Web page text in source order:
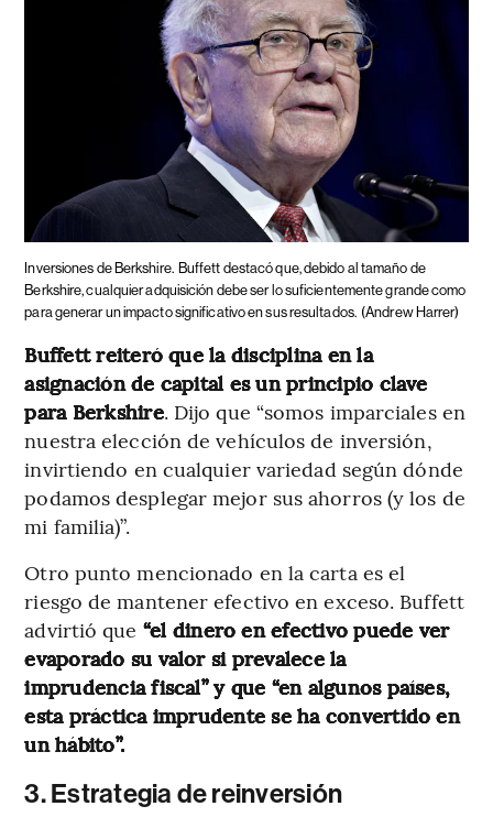
Inversiones de Berkshire. Buffett destacó que, debido al tamaño de
Berkshire, cualquier adquisición debe ser lo suficientemente grande como
para generar un impacto significativo en sus resultados. (Andrew Harrer)
Buffett reiteró que la disciplina en la
asignación de capital es un principio clave
para Berkshire. Dijo que “somos imparciales en
nuestra elección de vehículos de inversión,
invirtiendo en cualquier variedad según dónde
podamos desplegar mejor sus ahorros (y los de
mi familia)”​.
Otro punto mencionado en la carta es el
riesgo de mantener efectivo en exceso. Buffett
advirtió que “el dinero en efectivo puede ver
evaporado su valor si prevalece la
imprudencia fiscal” y que “en algunos países,
esta práctica imprudente se ha convertido en
un hábito”​.
3. Estrategia de reinversión